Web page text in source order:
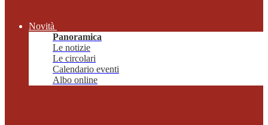
Novità
Panoramica
Le notizie
Le circolari
Calendario eventi
Albo online